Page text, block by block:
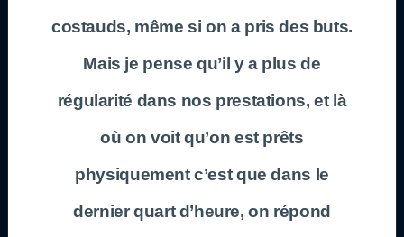
costauds, même si on a pris des buts.
Mais je pense qu’il y a plus de
régularité dans nos prestations, et là
où on voit qu’on est prêts
physiquement c’est que dans le
dernier quart d’heure, on répond